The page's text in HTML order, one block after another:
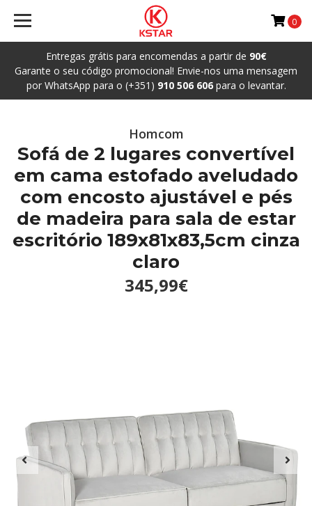
Entregas grátis para encomendas a partir de 90€
Garante o seu código promocional! Envie-nos uma mensagem
por WhatsApp para o (+351) 910 506 606para o levantar.
0
Homcom
Sofá de 2 lugares convertível
em cama estofado aveludado
com encosto ajustável e pés
de madeira para sala de estar
escritório 189x81x83,5cm cinza
claro
345,99€